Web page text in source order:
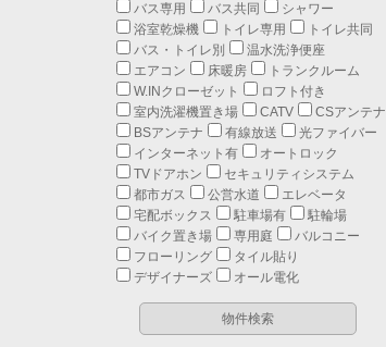
バス専用
バス共同
シャワー
浴室乾燥機
トイレ専用
トイレ共同
バス・トイレ別
温水洗浄便座
エアコン
床暖房
トランクルーム
W.INクローゼット
ロフト付き
室内洗濯機置き場
CATV
CSアンテナ
BSアンテナ
有線放送
光ファイバー
インターネット有
オートロック
TVドアホン
セキュリティシステム
都市ガス
公営水道
エレベータ
宅配ボックス
駐車場有
駐輪場
バイク置き場
専用庭
バルコニー
フローリング
タイル貼り
デザイナーズ
オール電化